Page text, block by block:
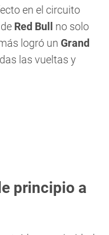
en el circuito
Red Bull
no solo
logró un Grand
las vueltas y
principio a